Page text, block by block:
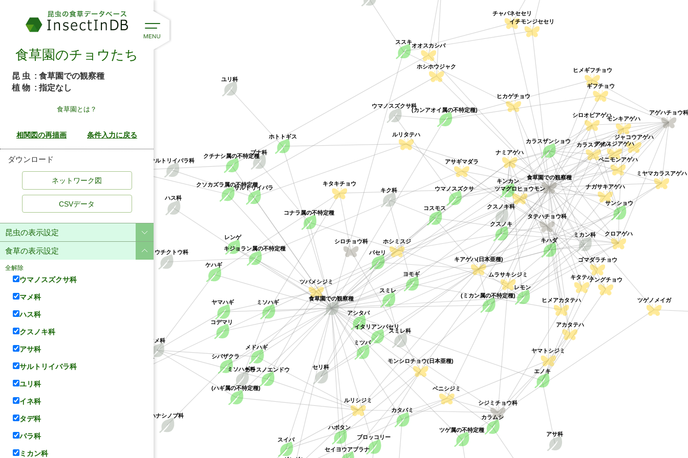
ウマノスズクサ科
ウマノスズクサ
アゲハチョウ
ジャコウアゲハ
マメ科
ヤマハギ
シジミチョウ科
ツバメシジミ
メドハギ
ハス科
レンゲ
カラスノエンドウ
クスノキ科
クスノキ
アオスジアゲハ
アサ科
エノキ
タテハチョウ科
ゴマダラチョウ
サルトリイバラ科
サルトリイバラ
ルリタテハ
ユリ科
ホトトギス
ススキ
ヒカゲチョウ
テングチョウ
(カンアオイ属の不特定種)
ギフチョウ
スイバ
ベニシジミ
コデマリ
ホシミスジ
ベニモンアゲハ
カラスアゲハ
ミカン科
キハダ
カラスザンショウ
サンショウ
キンカン
モンキアゲハ
ミヤマカラスアゲハ
(ミカン属の不特定種)
キアゲハ(日本亜種)
セリ科
アシタバ
レモン
キク科
コスモス
ミツバ
パセリ
イタリアンパセリ
ナガサキアゲハ
シロオビアゲハ
クロアゲハ
ナミアゲハ
イチモンジセセリ
チャバネセセリ
セイヨウアブラナ
シロチョウ科
モンシロチョウ(日本亜種)
ハボタン
ブロッコリー
キタテハ
カタバミ
ヤマトシジミ
ヨモギ
ヒメアカタテハ
カラムシ
アカタテハ
ミソハギ科
ミソハギ
キタキチョウ
ハナシノブ科
シバザクラ
スミレ科
スミレ
ツマグロヒョウモン
(ハギ属の不特定種)
ルリシジミ
ケハギ
ヒメギフチョウ
クチナシ属の不特定種
オオスカシバ
ツゲ属の不特定種
ツゲノメイガ
クソカズラ属の不特定種
ホシホウジャク
キョウチクトウ科
キジョラン属の不特定種
アサギマダラ
ブナ科
コナラ属の不特定種
ムラサキシジミ
食草園での観察種
食草園での観察種
食草園のチョウたち
昆 虫 : 食草園での観察種
植 物 : 指定なし
食草園とは？
ダウンロード
CSVデータ
昆虫の表示設定
食草の表示設定
全解除
ウマノスズクサ科
マメ科
ハス科
クスノキ科
アサ科
サルトリイバラ科
ユリ科
イネ科
タデ科
バラ科
ミカン科